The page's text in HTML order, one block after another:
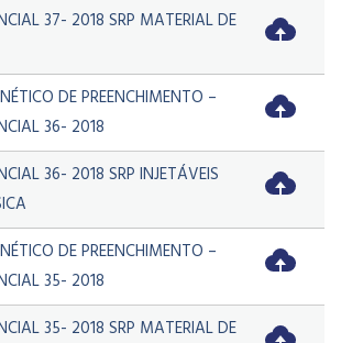
37- 2018 SRP MATERIAL DE
DE PREENCHIMENTO –
36- 2018
36- 2018 SRP INJETÁVEIS
DE PREENCHIMENTO –
35- 2018
35- 2018 SRP MATERIAL DE